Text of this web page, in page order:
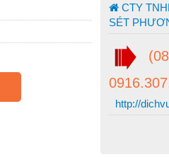
CTY
SÉT
http://